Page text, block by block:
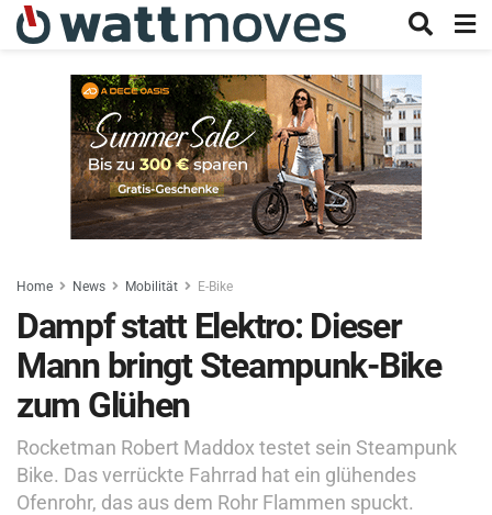
Home News Mobilität E-Bike
Dampf statt Elektro: Dieser
Mann bringt Steampunk-Bike
zum Glühen
Rocketman Robert Maddox testet sein Steampunk
Bike. Das verrückte Fahrrad hat ein glühendes
Ofenrohr, das aus dem Rohr Flammen spuckt.